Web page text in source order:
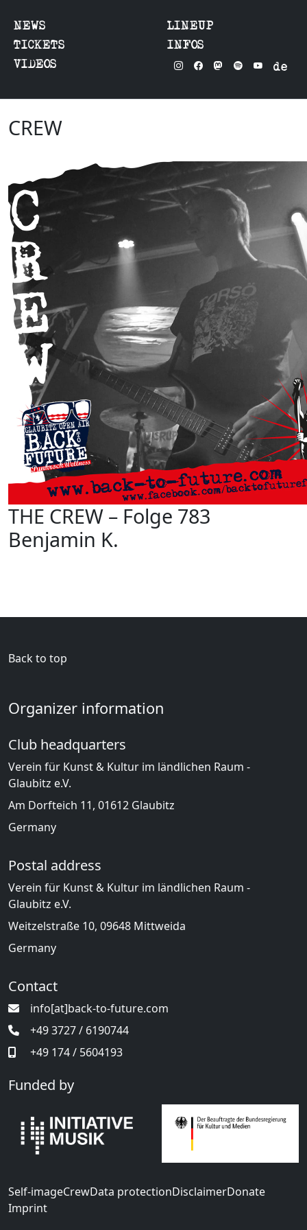
NEWS
LINEUP
TICKETS
INFOS
VIDEOS
de
CREW
THE CREW – Folge 783
Benjamin K.
Back to top
Organizer information
Club headquarters
Verein für Kunst & Kultur im ländlichen Raum -
Glaubitz e.V.
Am Dorfteich 11, 01612 Glaubitz
Germany
Postal address
Verein für Kunst & Kultur im ländlichen Raum -
Glaubitz e.V.
Weitzelstraße 10, 09648 Mittweida
Germany
Contact
info[at]back-to-future.com
+49 3727 / 6190744
+49 174 / 5604193
Funded by
Self-imageCrewData protectionDisclaimerDonate
Imprint